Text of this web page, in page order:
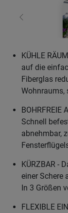
Zurück
KÜHLE
auf die
Fiberglas
Wohnraums,
BOHRFREIE
Schnell
abnehmbar,
KÜRZBAR -
einer Schere
In 3 Größen
FLEXIBLE